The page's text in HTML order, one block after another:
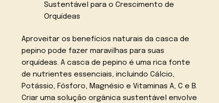
Sustentável para o Crescimento de
Orquídeas
Aproveitar os benefícios naturais da casca de
pepino pode fazer maravilhas para suas
orquídeas. A casca de pepino é uma rica fonte
de nutrientes essenciais, incluindo Cálcio,
Potássio, Fósforo, Magnésio e Vitaminas A, C e B.
Criar uma solução orgânica sustentável envolve